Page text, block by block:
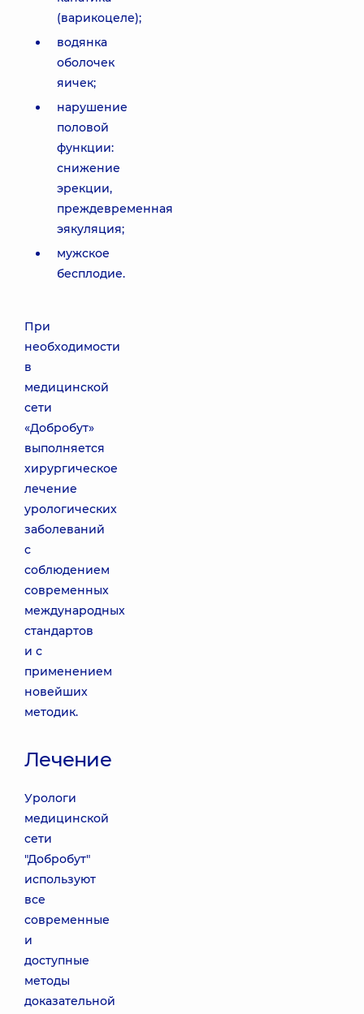
(варикоцеле);
водянка
оболочек
яичек;
нарушение
половой
функции:
снижение
эрекции,
преждевременная
эякуляция;
мужское
бесплодие.
При
необходимости
в
медицинской
сети
«Добробут»
выполняется
хирургическое
лечение
урологических
заболеваний
с
соблюдением
современных
международных
стандартов
и с
применением
новейших
методик.
Лечение
Урологи
медицинской
сети
"Добробут"
используют
все
современные
и
доступные
методы
доказательной